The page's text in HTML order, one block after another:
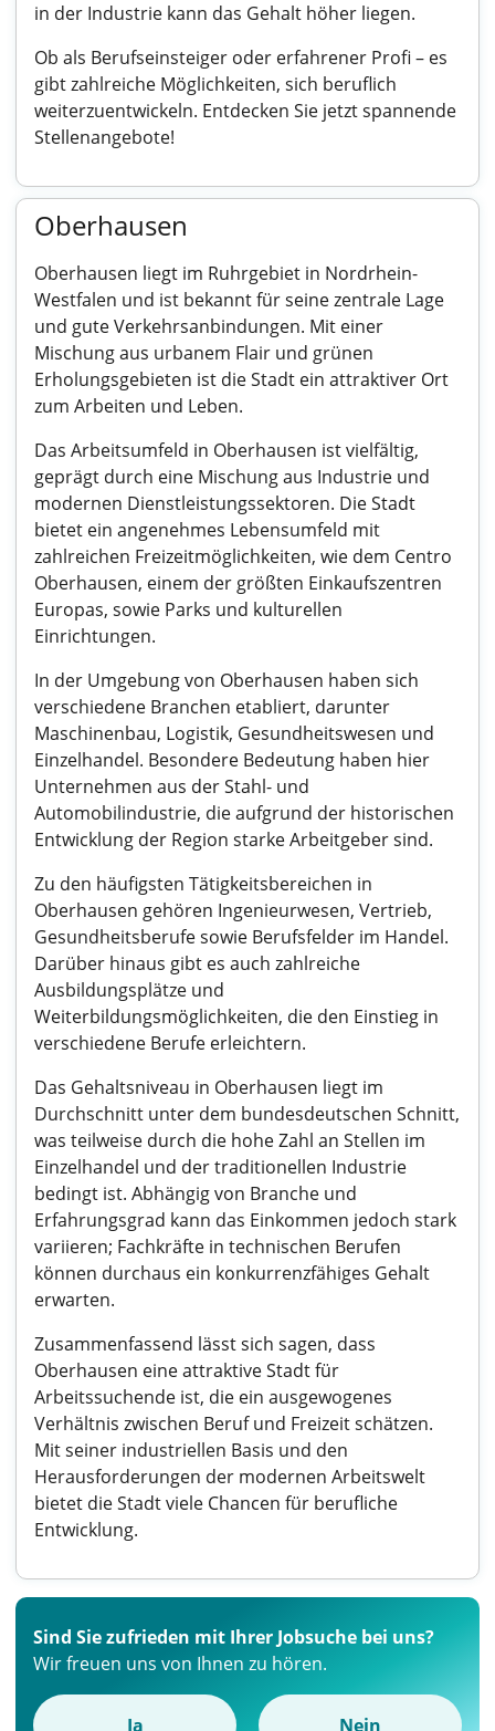
in der Industrie kann das Gehalt höher liegen.
Ob als Berufseinsteiger oder erfahrener Profi – es
gibt zahlreiche Möglichkeiten, sich beruflich
weiterzuentwickeln. Entdecken Sie jetzt spannende
Stellenangebote!
Oberhausen
Oberhausen liegt im Ruhrgebiet in Nordrhein-
Westfalen und ist bekannt für seine zentrale Lage
und gute Verkehrsanbindungen. Mit einer
Mischung aus urbanem Flair und grünen
Erholungsgebieten ist die Stadt ein attraktiver Ort
zum Arbeiten und Leben.
Das Arbeitsumfeld in Oberhausen ist vielfältig,
geprägt durch eine Mischung aus Industrie und
modernen Dienstleistungssektoren. Die Stadt
bietet ein angenehmes Lebensumfeld mit
zahlreichen Freizeitmöglichkeiten, wie dem Centro
Oberhausen, einem der größten Einkaufszentren
Europas, sowie Parks und kulturellen
Einrichtungen.
In der Umgebung von Oberhausen haben sich
verschiedene Branchen etabliert, darunter
Maschinenbau, Logistik, Gesundheitswesen und
Einzelhandel. Besondere Bedeutung haben hier
Unternehmen aus der Stahl- und
Automobilindustrie, die aufgrund der historischen
Entwicklung der Region starke Arbeitgeber sind.
Zu den häufigsten Tätigkeitsbereichen in
Oberhausen gehören Ingenieurwesen, Vertrieb,
Gesundheitsberufe sowie Berufsfelder im Handel.
Darüber hinaus gibt es auch zahlreiche
Ausbildungsplätze und
Weiterbildungsmöglichkeiten, die den Einstieg in
verschiedene Berufe erleichtern.
Das Gehaltsniveau in Oberhausen liegt im
Durchschnitt unter dem bundesdeutschen Schnitt,
was teilweise durch die hohe Zahl an Stellen im
Einzelhandel und der traditionellen Industrie
bedingt ist. Abhängig von Branche und
Erfahrungsgrad kann das Einkommen jedoch stark
variieren; Fachkräfte in technischen Berufen
können durchaus ein konkurrenzfähiges Gehalt
erwarten.
Zusammenfassend lässt sich sagen, dass
Oberhausen eine attraktive Stadt für
Arbeitssuchende ist, die ein ausgewogenes
Verhältnis zwischen Beruf und Freizeit schätzen.
Mit seiner industriellen Basis und den
Herausforderungen der modernen Arbeitswelt
bietet die Stadt viele Chancen für berufliche
Entwicklung.
Sind Sie zufrieden mit Ihrer Jobsuche bei uns?
Wir freuen uns von Ihnen zu hören.
Ja Nein